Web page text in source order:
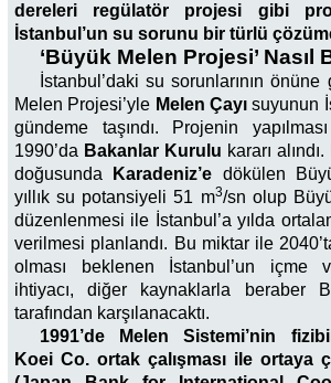
dereleri regülatör projesi gibi
İstanbul’un su sorunu bir türlü
‘Büyük Melen Projesi’ Nasıl
İstanbul’daki su sorunlarının
Melen Projesi’yle Melen Çayı suyunun
gündeme taşındı. Projenin
1990’da Bakanlar Kurulu kararı
doğusunda
Karadeniz’e dökülen
yıllık su potansiyeli 51 m3/sn olup
düzenlenmesi ile İstanbul’a yılda
verilmesi planlandı. Bu miktar ile
olması beklenen İstanbul’un içme
ihtiyacı, diğer kaynaklarla beraber
tarafından karşılanacaktı.
1991’de Melen Sistemi’nin
Koei Co. ortak çalışması ile ortaya